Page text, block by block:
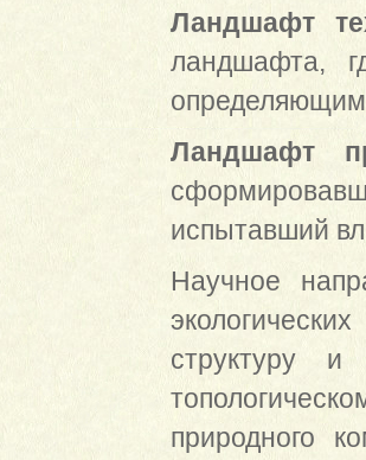
Ландшафт
ландшафта,
Ландшафт
испытавший
Научное
структуру и
природного